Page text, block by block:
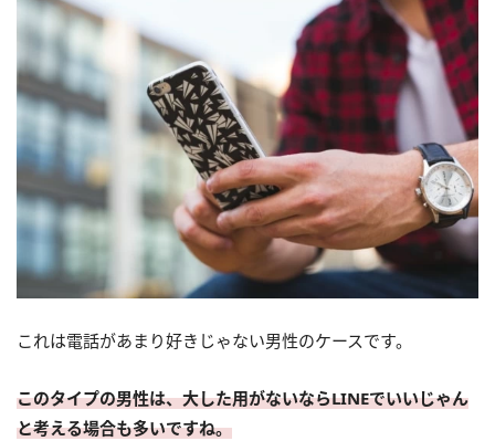
これは電話があまり好きじゃない男性のケースです。
このタイプの男性は、大した用がないならLINEでいいじゃん
と考える場合も多いですね。